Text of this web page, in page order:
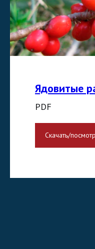
Ядовитые
PDF
Скачать/